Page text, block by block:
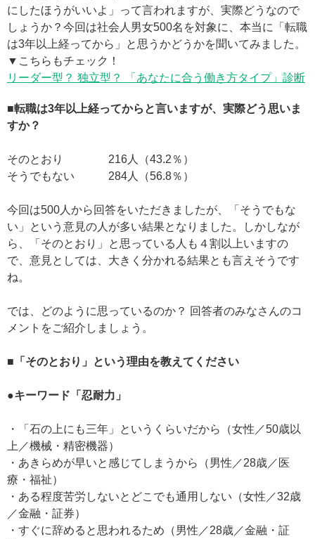
にしたほうがいいよ」って言われますが、実際どうなので
しょうか？今回は社会人男女500名を対象に、本当に「転職
は3年以上経ってから」と思うかどうかを聞いてみました。
▼こちらもチェック！
リーダー型？ 独立型？ 「あなたに合う働き方タイプ」診断
■転職は3年以上経ってからと言いますが、実際どう思いま
すか？
そのとおり 216人（43.2％）
そうでもない 284人（56.8％）
今回は500人から回答をいただきましたが、「そうでもな
い」という意見の人が多い結果となりました。しかしなが
ら、「そのとおり」と思っている人も４割以上いますの
で、意見としては、大きく分かれる結果とも言えそうです
ね。
では、どのように思っているのか？ 回答者のみなさんのコ
メントをご紹介しましょう。
■「そのとおり」という理由を教えてください
●キーワード「忍耐力」
・「石の上にも三年」というくらいだから（女性／50歳以
上／機械・精密機器）
・あきらめが早いと感じてしまうから（男性／28歳／医
療・福祉）
・ある程度苦労しないとどこでも通用しない（女性／32歳
／金融・証券）
・すぐに辞めると思われるため（男性／28歳／金融・証